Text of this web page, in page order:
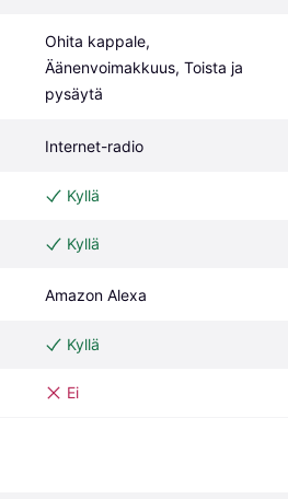
Ohita kappale,
Äänenvoimakkuus, Toista ja
pysäytä
Internet-radio
Kyllä
Kyllä
Amazon Alexa
Kyllä
Ei